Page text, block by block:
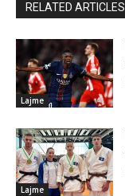
RELATED ARTICLES
Lajme
Lajme